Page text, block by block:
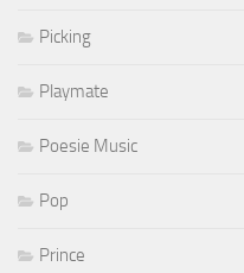
Picking
Playmate
Poesie Music
Pop
Prince